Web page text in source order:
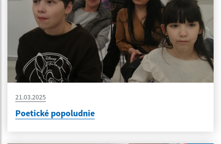
21.03.2025
Poetické popoludnie